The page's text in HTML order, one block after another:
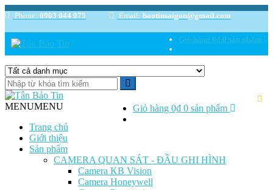
Phone: 0903 044 075 Email: baotinsaigon@gmail.com
Giỏ hàng 0₫ 0 sản phẩm
Giỏ hàng 0₫ 0 sản phẩm
MENUMENU
Trang chủ
Giới thiệu
Sản phẩm
CAMERA QUAN SÁT - ĐẦU GHI HÌNH
Camera KB Vision
Camera Honeywell